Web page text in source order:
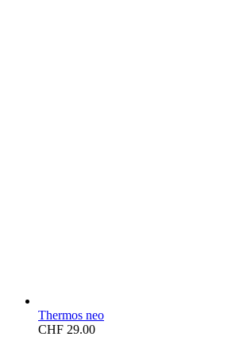
Thermos neo
CHF 29.00